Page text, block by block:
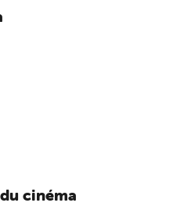
cinéma